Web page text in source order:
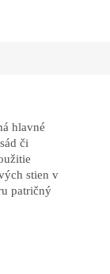
hlavné
či
stien v
patričný